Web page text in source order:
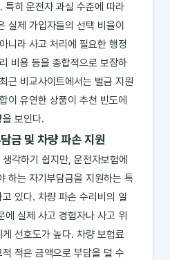
특히 운전자 과실 수준에 따라
실제 가입자들의 선택 비율이
니라 사고 처리에 필요한 행정
비용 등을 종합적으로 보장하
근 비교사이트에서는 벌금 지원
이 유연한 상품이 추천 빈도에
보인다.
금 및 차량 파손 지원
각하기 쉽지만, 운전자보험에
하는 자기부담금을 지원하는 특
있다. 차량 파손 수리비의 일
에 실제 사고 경험자나 사고 위
선호도가 높다. 차량 보험료
적은 금액으로 부담을 덜 수